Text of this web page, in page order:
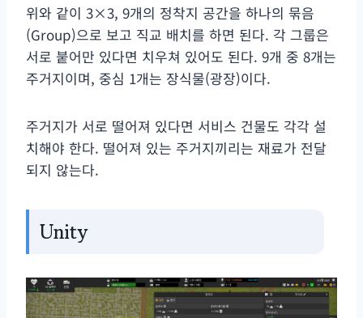
위와 같이 3×3, 9개의 정착지 공간을 하나의 묶음
(Group)으로 보고 직교 배치를 하면 된다. 각 그룹은
서로 붙어만 있다면 치우쳐 있어도 된다. 9개 중 8개는
주거지이며, 중심 1개는 장식물(광장)이다.
주거지가 서로 떨어져 있다면 서비스 건물도 각각 설
치해야 한다. 떨어져 있는 주거지끼리는 재료가 전달
되지 않는다.
Unity